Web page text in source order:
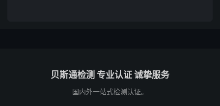
贝斯通检测 专业认证 诚挚服务
国内外一站式检测认证。